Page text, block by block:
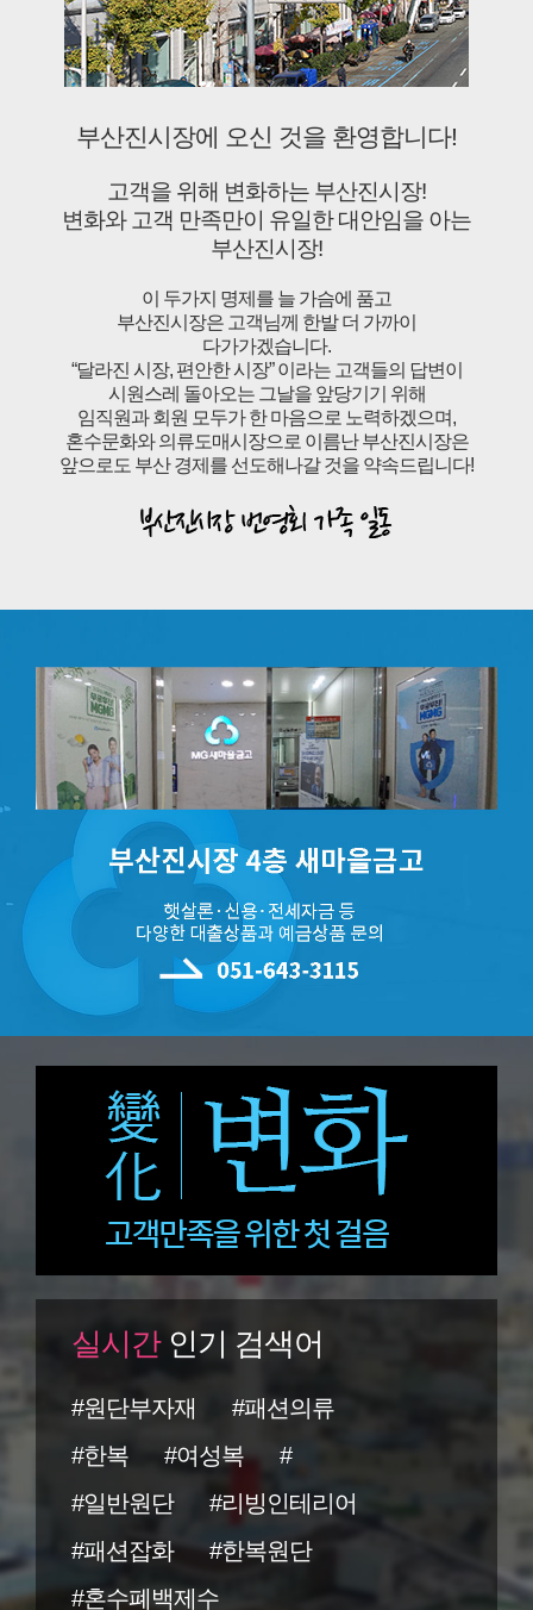
부산진시장에 오신 것을 환영합니다!
고객을 위해 변화하는 부산진시장!
변화와 고객 만족만이 유일한 대안임을 아는
부산진시장!
이 두가지 명제를 늘 가슴에 품고
부산진시장은 고객님께 한발 더 가까이
다가가겠습니다.
“달라진 시장, 편안한 시장” 이라는 고객들의 답변이
시원스레 돌아오는 그날을 앞당기기 위해
임직원과 회원 모두가 한 마음으로 노력하겠으며,
혼수문화와 의류도매시장으로 이름난 부산진시장은
앞으로도 부산 경제를 선도해나갈 것을 약속드립니다!
실시간인기 검색어
#원단부자재
#패션의류
#한복
#여성복
#
#일반원단
#리빙인테리어
#패션잡화
#한복원단
#혼수폐백제수